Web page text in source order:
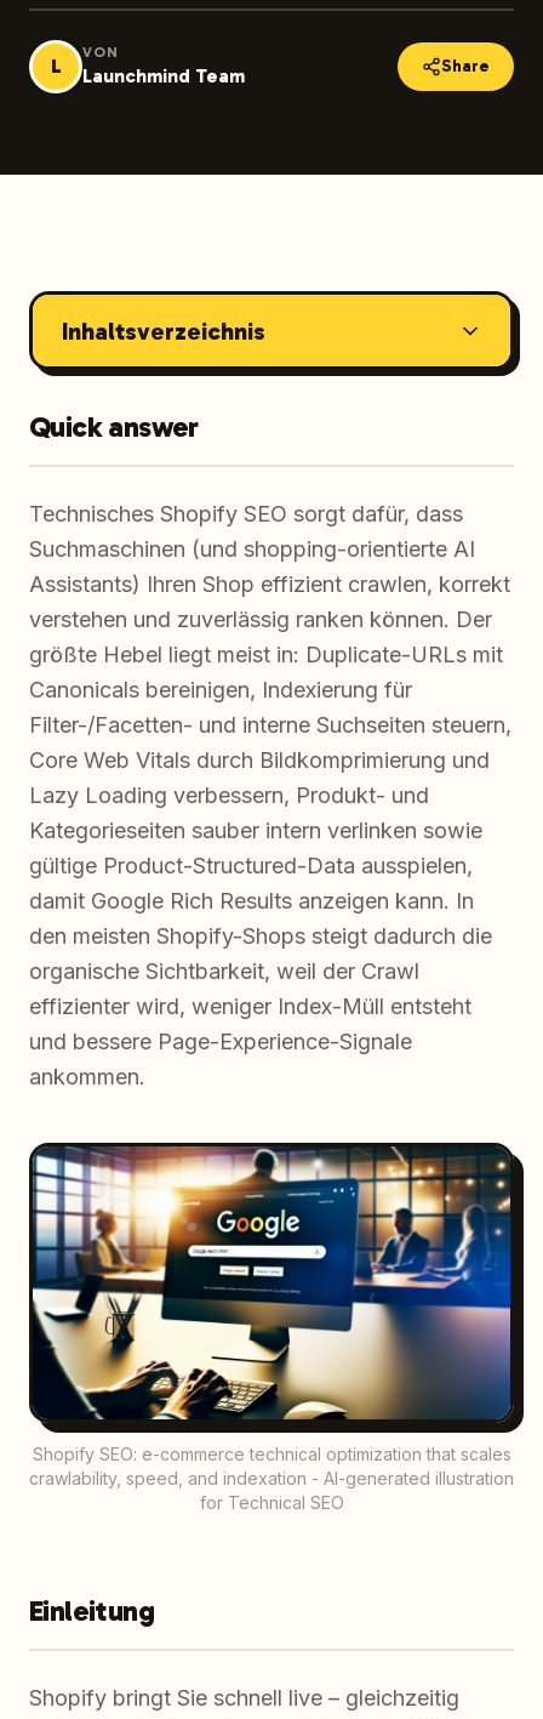
L
VON
Launchmind Team Share
Inhaltsverzeichnis
Quick answer
Technisches Shopify SEO sorgt dafür, dass
Suchmaschinen (und shopping-orientierte AI
Assistants) Ihren Shop effizient crawlen, korrekt
verstehen und zuverlässig ranken können. Der
größte Hebel liegt meist in: Duplicate-URLs mit
Canonicals bereinigen, Indexierung für
Filter-/Facetten- und interne Suchseiten steuern,
Core Web Vitals durch Bildkomprimierung und
Lazy Loading verbessern, Produkt- und
Kategorieseiten sauber intern verlinken sowie
gültige Product-Structured-Data ausspielen,
damit Google Rich Results anzeigen kann. In
den meisten Shopify-Shops steigt dadurch die
organische Sichtbarkeit, weil der Crawl
effizienter wird, weniger Index-Müll entsteht
und bessere Page-Experience-Signale
ankommen.
Shopify SEO: e-commerce technical optimization that scales
crawlability, speed, and indexation - AI-generated illustration
for Technical SEO
Einleitung
Shopify bringt Sie schnell live – gleichzeitig